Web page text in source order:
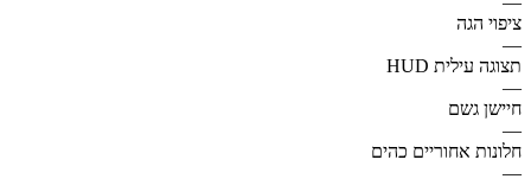
ציפוי הגה
—
תצוגה עילית HUD
—
חיישן גשם
—
חלונות אחוריים כהים
—